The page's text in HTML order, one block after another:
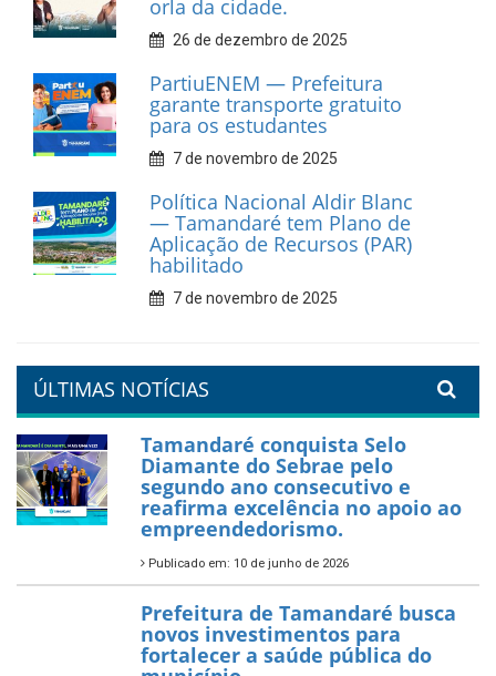
9 de fevereiro de 2026
Prefeitura de Tamandaré
fortalece apoio aos
catadores de materiais
recicláveis
9 de fevereiro de 2026
Prefeitura de Tamandaré
reforça diálogo e
compromisso com a
valorização da educação
7 de fevereiro de 2026
orla da cidade.
PartiuENEM — Prefeitura
garante transporte gratuito
para os estudantes
7 de novembro de 2025
Política Nacional Aldir Blanc
— Tamandaré tem Plano de
Aplicação de Recursos (PAR)
habilitado
7 de novembro de 2025